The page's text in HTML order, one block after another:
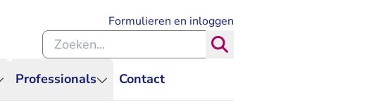
Professionals Contact
Formulieren en inloggen
Zoeken binnen de Rechtspraak